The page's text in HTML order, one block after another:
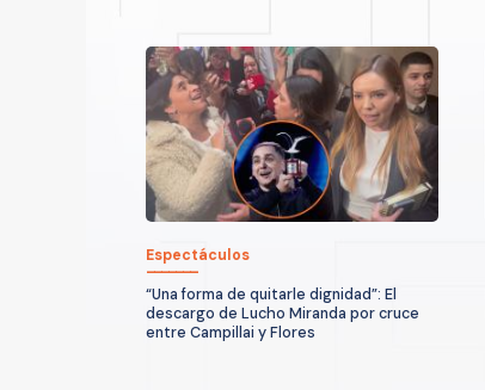
Espectáculos
“Una forma de quitarle dignidad”: El
descargo de Lucho Miranda por cruce
entre Campillai y Flores